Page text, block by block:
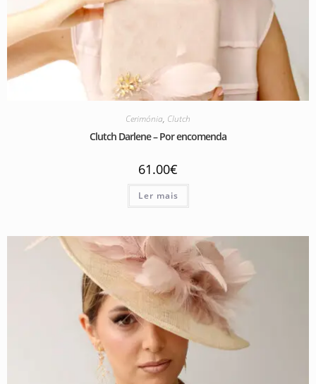
Cerimónia, Clutch
Clutch Darlene – Por encomenda
61.00€
Ler mais